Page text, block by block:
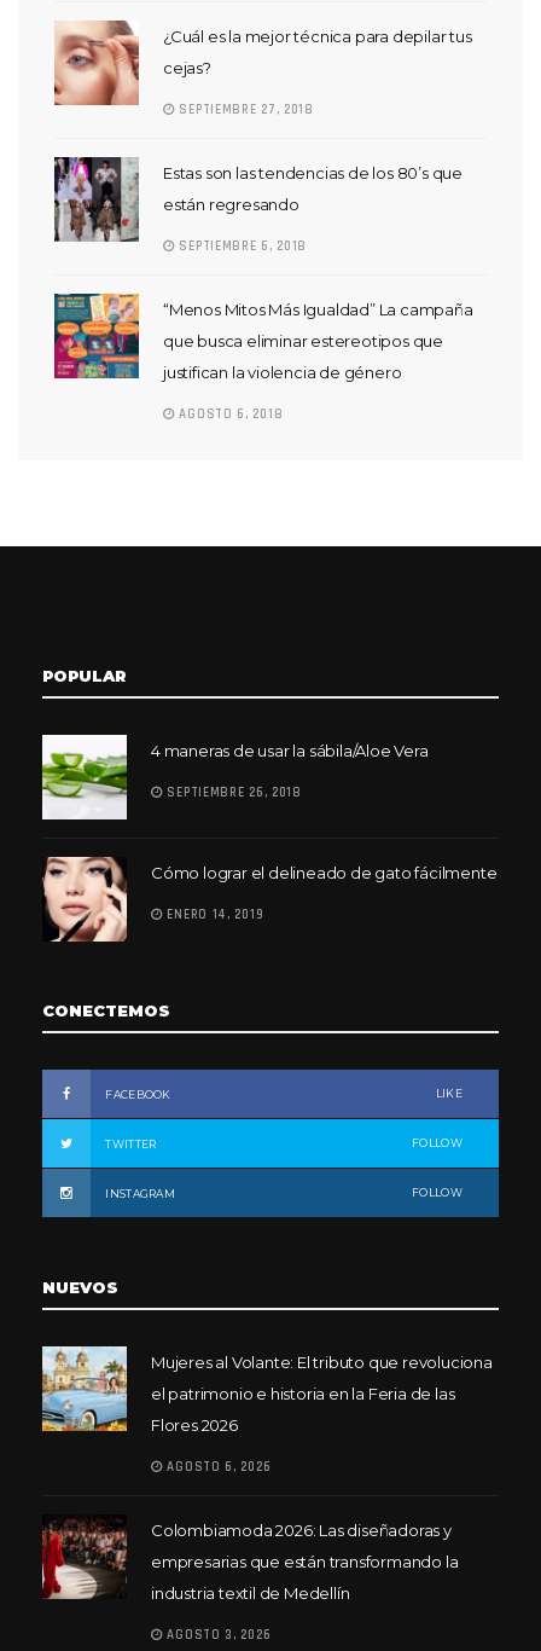
¿Cuál es la mejor técnica para depilar tus
cejas?
SEPTIEMBRE 27, 2018
Estas son las tendencias de los 80’s que
están regresando
SEPTIEMBRE 6, 2018
“Menos Mitos Más Igualdad” La campaña
que busca eliminar estereotipos que
justifican la violencia de género
AGOSTO 6, 2018
POPULAR
4 maneras de usar la sábila/Aloe Vera
SEPTIEMBRE 26, 2018
Cómo lograr el delineado de gato fácilmente
ENERO 14, 2019
CONECTEMOS
FACEBOOK LIKE
TWITTER FOLLOW
INSTAGRAM FOLLOW
NUEVOS
Mujeres al Volante: El tributo que revoluciona
el patrimonio e historia en la Feria de las
Flores 2026
AGOSTO 6, 2026
Colombiamoda 2026: Las diseñadoras y
empresarias que están transformando la
industria textil de Medellín
AGOSTO 3, 2026